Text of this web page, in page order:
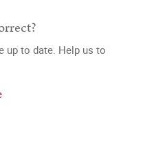
up to date. Help us to